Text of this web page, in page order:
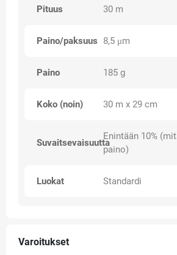
Pituus 30 m
Paino/paksuus 8,5 μm
Paino 185 g
Koko (noin) 30 m x 29 cm
Suvaitsevaisuutta
Enintään 10%
paino)
Luokat Standardi
Varoitukset